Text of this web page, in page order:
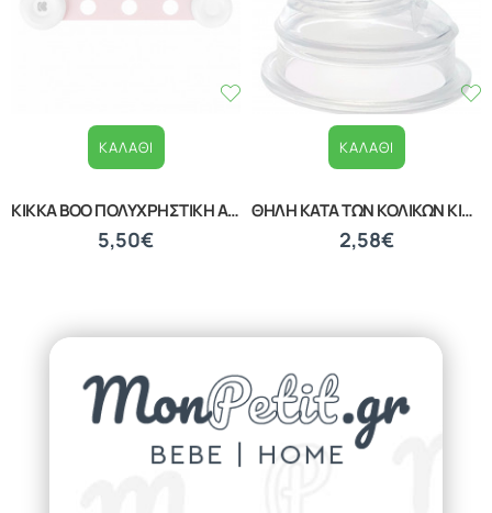
ΒΡΕΦΙΚΟ ΣΦΟΥΓΓΑΡΑΚΙ ΜΠΑΝΙΟΥ WHITE 20040210001
1,39€
ΚΑΛΆΘΙ
ΒΡΕΦΙΚΑ ΚΟΥΤΑΛΑΚΙΑ ΕΚΜΑΘΗΣΗΣ ΣΕΤ 2 ΤΕΜΑΧΙΩΝ LORELLI 10230480002
1,87€
ΚΑΛΆΘΙ